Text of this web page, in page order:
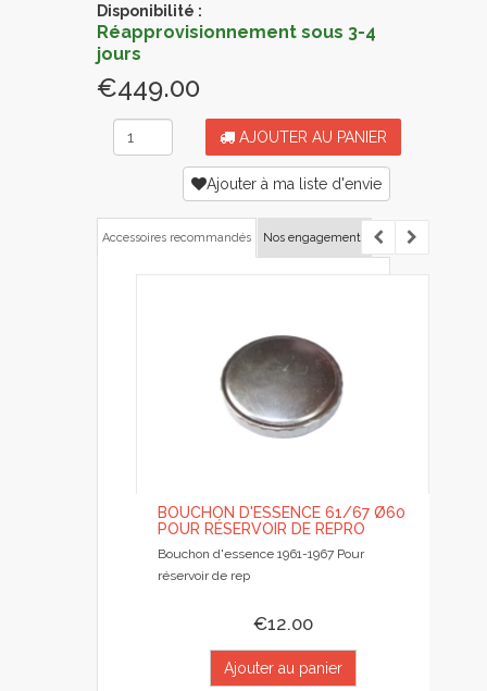
Disponibilité :
Réapprovisionnement sous 3-4
jours
€449.00
AJOUTER AU PANIER
Ajouter à ma liste d'envie
Accessoires recommandés Nos engagements
BOUCHON D'ESSENCE 61/67 Ø60
POUR RÉSERVOIR DE REPRO
Bouchon d'essence 1961-1967 Pour
réservoir de rep
€12.00
Ajouter au panier